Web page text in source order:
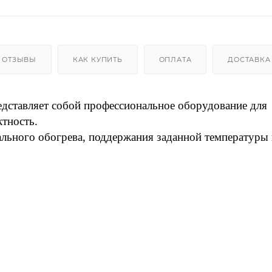
ОТЗЫВЫ КАК КУПИТЬ ОПЛАТА ДОСТАВКА
собой профессиональное оборудование для
обогрева, поддержания заданной температуры